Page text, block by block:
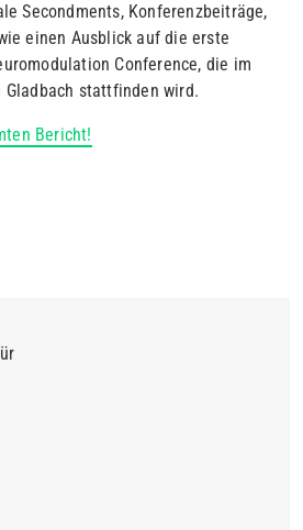
Secondments, Konferenzbeiträge,
einen Ausblick auf die erste
Conference, die im
stattfinden wird.
Bericht!